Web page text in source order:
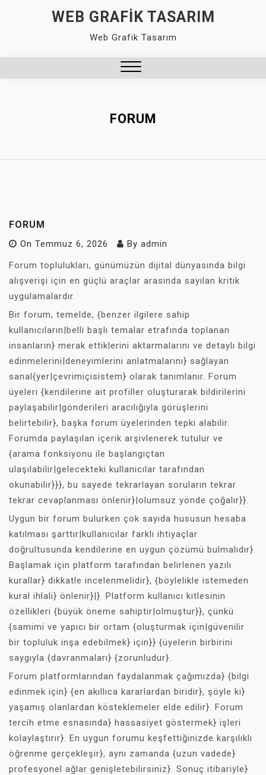
WEB GRAFIK TASARIM
Web Grafik Tasarım
FORUM
FORUM
On Temmuz 6, 2026 By admin
Forum toplulukları, günümüzün dijital dünyasında bilgi
alışverişi için en güçlü araçlar arasında sayılan kritik
uygulamalardır.
Bir forum, temelde, {benzer ilgilere sahip
kullanıcıların|belli başlı temalar etrafında toplanan
insanların} merak ettiklerini aktarmalarını ve detaylı bilgi
edinmelerini|deneyimlerini anlatmalarını} sağlayan
sanal{yer|çevrimiçisistem} olarak tanımlanır. Forum
üyeleri {kendilerine ait profiller oluşturarak bildirilerini
paylaşabilir|gönderileri aracılığıyla görüşlerini
belirtebilir}, başka forum üyelerinden tepki alabilir.
Forumda paylaşılan içerik arşivlenerek tutulur ve
{arama fonksiyonu ile başlangıçtan
ulaşılabilir|gelecekteki kullanıcılar tarafından
okunabilir}}}, bu sayede tekrarlayan soruların tekrar
tekrar cevaplanması önlenir}|olumsuz yönde çoğalır}}.
Uygun bir forum bulurken çok sayıda hususun hesaba
katılması şarttır|kullanıcılar farklı ihtiyaçlar
doğrultusunda kendilerine en uygun çözümü bulmalıdır}.
Başlamak için platform tarafından belirlenen yazılı
kurallar} dikkatle incelenmelidir}, {böylelikle istemeden
kural ihlali} önlenir}|}. Platform kullanıcı kitlesinin
özellikleri {büyük öneme sahiptir|olmuştur}}, çünkü
{samimi ve yapıcı bir ortam {oluşturmak için|güvenilir
bir topluluk inşa edebilmek} için}} {üyelerin birbirini
saygıyla {davranmaları} {zorunludur}.
Forum platformlarından faydalanmak çağımızda} {bilgi
edinmek için} {en akıllıca kararlardan biridir}, şöyle ki}
yaşamış olanlardan kösteklemeler elde edilir}. Forum
tercih etme esnasında} hassasiyet göstermek} işleri
kolaylaştırır}. En uygun forumu keşfettiğinizde karşılıklı
öğrenme gerçekleşir}, aynı zamanda {uzun vadede}
profesyonel ağlar genişletebilirsiniz}. Sonuç itibariyle}